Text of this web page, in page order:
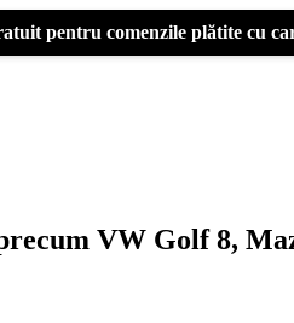
pentru comenzile plătite cu
VW Golf 8,